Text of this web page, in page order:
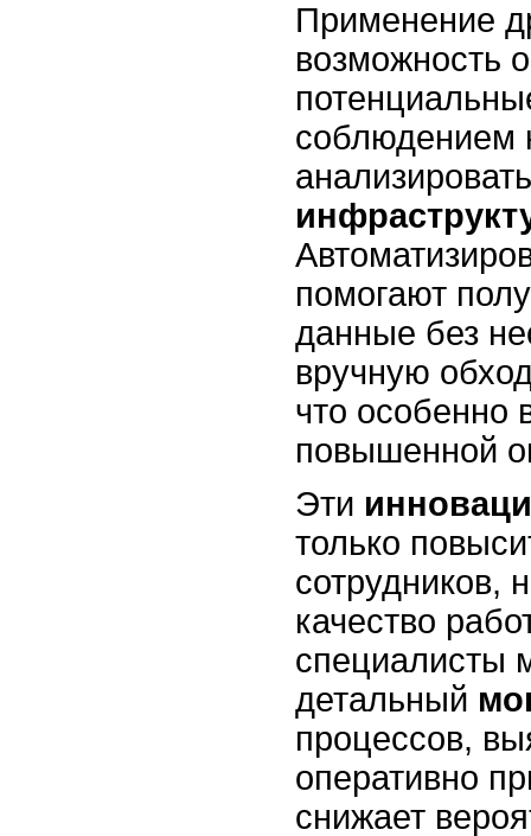
Применение
возможность
соблюдением
помогают
данные без
вручную
что особенно
повышенной
Эти
только
сотрудников,
качество
специалисты
детальный
процессов,
оперативно
снижает